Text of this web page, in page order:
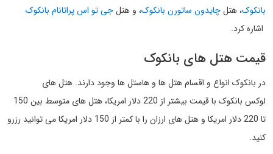
بانکوک، هتلچایدون ساتورن بانکوک، و هتلجی تو اس پراتانام بانکوک
اشاره کرد.
قیمت هتل های بانکوک
در بانکوک انواع و اقسام هتل ها و هاستل ها وجود دارند. هتل های
لوکس بانکوک با قیمت بیشتر از 220 دلار امریکا، هتل های متوسط بین 150
تا 220 دلار امریکا و هتل های ارزان را با کمتر از 150 دلار امریکا می توانید رزرو
کنید.